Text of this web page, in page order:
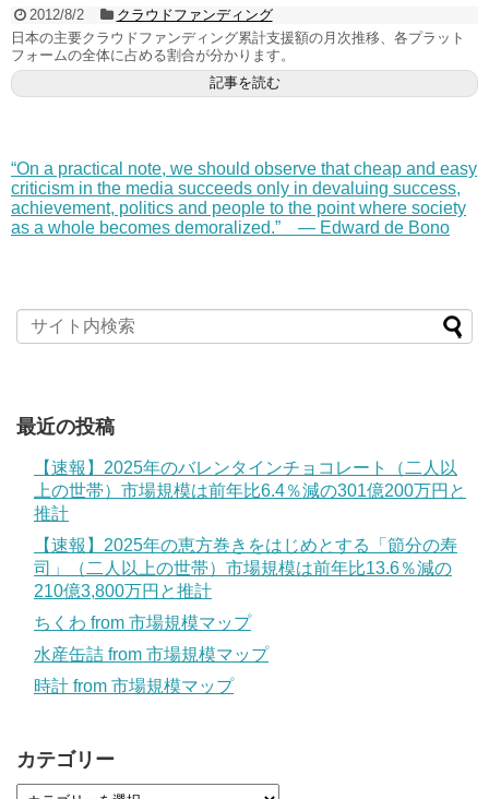
2012/8/2
クラウドファンディング
日本の主要クラウドファンディング累計支援額の月次推移、各プラット
フォームの全体に占める割合が分かります。
記事を読む
“On a practical note, we should observe that cheap and easy
criticism in the media succeeds only in devaluing success,
achievement, politics and people to the point where society
as a whole becomes demoralized.” — Edward de Bono
最近の投稿
【速報】2025年のバレンタインチョコレート（二人以
上の世帯）市場規模は前年比6.4％減の301億200万円と
推計
【速報】2025年の恵方巻きをはじめとする「節分の寿
司」（二人以上の世帯）市場規模は前年比13.6％減の
210億3,800万円と推計
ちくわ from 市場規模マップ
水産缶詰 from 市場規模マップ
時計 from 市場規模マップ
カテゴリー